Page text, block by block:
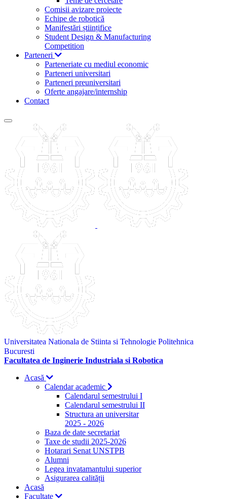
Comisii avizare proiecte
Echipe de robotică
Manifestări științifice
Student Design & Manufacturing
Competition
Parteneri
Parteneriate cu mediul economic
Parteneri universitari
Parteneri preuniversitari
Oferte angajare/internship
Contact
Universitatea Nationala de Stiinta si Tehnologie Politehnica
Bucuresti
Facultatea de Inginerie Industriala si Robotica
Acasă
Calendar academic
Calendarul semestrului I
Calendarul semestrului II
Structura an universitar
2025 - 2026
Baza de date secretariat
Taxe de studii 2025-2026
Hotarari Senat UNSTPB
Alumni
Legea invatamantului superior
Asigurarea calității
Acasă
Facultate